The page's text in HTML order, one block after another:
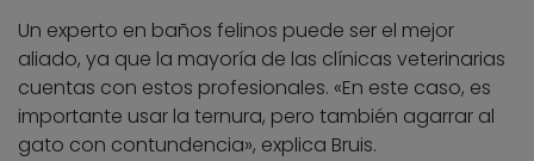
Un experto en baños felinos puede ser el mejor
aliado, ya que la mayoría de las clínicas veterinarias
cuentas con estos profesionales. «En este caso, es
importante usar la ternura, pero también agarrar al
gato con contundencia», explica Bruis.